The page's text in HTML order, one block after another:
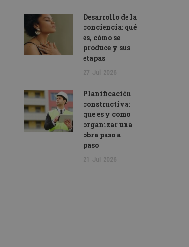
Desarrollo de la
conciencia: qué
es, cómo se
produce y sus
etapas
27 Jul 2026
Planificación
constructiva:
qué es y cómo
organizar una
obra paso a
paso
21 Jul 2026